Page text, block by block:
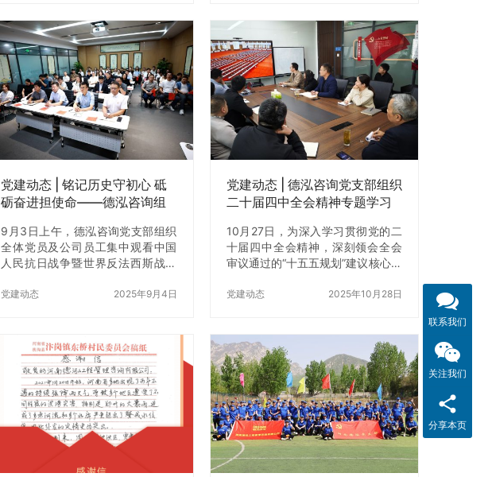
通过专家授课、互动体验、案例分
享等形式，为家长们献上了一场关
于家庭教育的智慧盛宴。 文化筑
基，践行企业社会责任 作为深耕工
程咨询领域20年的企业，德泓咨询
始终以“咨询引领经济发展，德泓情
系民生幸福”为使命，自2018年将中
华优秀传统文化导入企业文化建设
后，员工精神风貌与家庭幸福感
党建动态 | 铭记历史守初心 砥
砺奋进担使命——德泓咨询组
9月3日上午，德泓咨询党支部组织
全体党员及公司员工集中观看中国
人民抗日战争暨世界反法西斯战争
荣光、厚植爱国情怀，切实将党建
注聆听现场解说，深刻感受受阅部
队的严明纪律、威武风貌与大国重
器的硬核实力。阅兵盛典所彰显的
国家发展成就与民族精神力量，深
刻激发全体人员的民族自豪感与爱
国热情，让“铭记历史、缅怀先烈、
珍爱和平、开创未来”的信念愈发坚
走的政治站位，激发立足岗位担当
党建动态 2025年9月4日
党建动态 | 德泓咨询党支部组织
二十届四中全会精神专题学习
10月27日，为深入学习贯彻党的二
十届四中全会精神，深刻领会全会
审议通过的“十五五规划”建议核心要
主题党日活动。本次活动以《二十
员、发展对象及入党积极分子参
会，旨在推动全会精神与公司发展
实际深度融合，切实将学习成果转
化为工作动力。 会议伊始，全体参
会人员集中听取党的二十届四中全
会公报全文播送，全面掌握全会关
于国家发展全局的战略部署；随
后，重点学习全会精神新闻发布会
部分内容，精准把握 “十五五规划”
党建动态 2025年10月28日
联系我们
关注我们
分享本页